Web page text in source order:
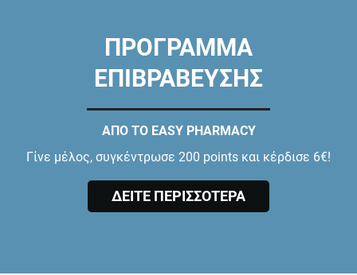
ΠΡΟΓΡΑΜΜΑ
ΕΠΙΒΡΑΒΕΥΣΗΣ
ΑΠΟ ΤΟ EASY PHARMACY
Γίνε μέλος, συγκέντρωσε 200 points και κέρδισε 6€!
ΔΕΙΤΕ ΠΕΡΙΣΣΟΤΕΡΑ